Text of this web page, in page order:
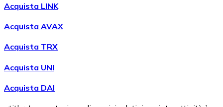
Acquista LINK
Acquista AVAX
Acquista TRX
Acquista UNI
Acquista DAI